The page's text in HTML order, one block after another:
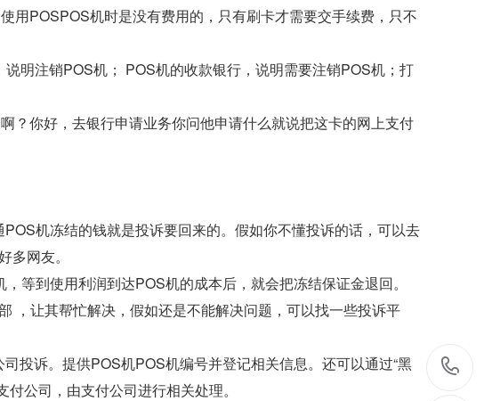
用POSPOS机时是没有费用的，只有刷卡才需要交手续费，只不
明注销POS机； POS机的收款银行，说明需要注销POS机；打
？你好，去银行申请业务你问他申请什么就说把这卡的网上支付
机冻结的钱就是投诉要回来的。假如你不懂投诉的话，可以去
网友。
等到使用利润到达POS机的成本后，就会把冻结保证金退回。
，让其帮忙解决，假如还是不能解决问题，可以找一些投诉平
投诉。提供POS机POS机编号并登记相关信息。还可以通过“黑
公司，由支付公司进行相关处理。